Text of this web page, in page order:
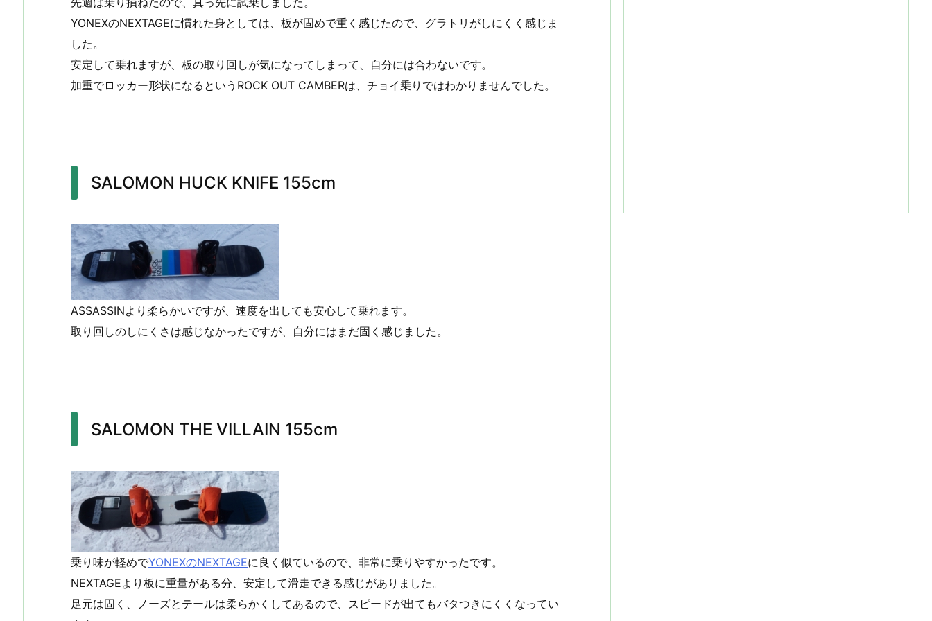
YONEXのNEXTAGEに慣れた身としては、板が固めで重く感じたので、グラトリがしにくく感じま
した。
安定して乗れますが、板の取り回しが気になってしまって、自分には合わないです。
加重でロッカー形状になるというROCK OUT CAMBERは、チョイ乗りではわかりませんでした。
SALOMON HUCK KNIFE 155cm
ASSASSINより柔らかいですが、速度を出しても安心して乗れます。
取り回しのしにくさは感じなかったですが、自分にはまだ固く感じました。
SALOMON THE VILLAIN 155cm
乗り味が軽めでYONEXのNEXTAGEに良く似ているので、非常に乗りやすかったです。
NEXTAGEより板に重量がある分、安定して滑走できる感じがありました。
足元は固く、ノーズとテールは柔らかくしてあるので、スピードが出てもバタつきにくくなってい